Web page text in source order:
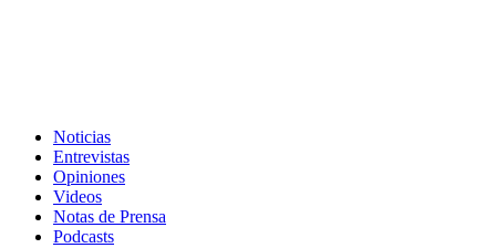
Noticias
Entrevistas
Opiniones
Videos
Notas de Prensa
Podcasts